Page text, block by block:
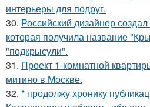
интерьеры для подруг.
30. Российский дизайнер
которая получила название
"подкрысули".
31. Проект 1-комнатной
митино в Москве.
32. * продолжу хронику